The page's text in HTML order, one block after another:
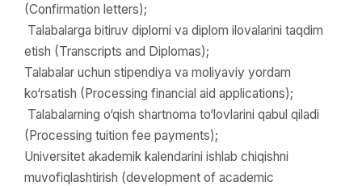
(Confirmation letters);
Talabalarga bitiruv diplomi va diplom ilovalarini taqdim
etish (Transcripts and Diplomas);
Talabalar uchun stipendiya va moliyaviy yordam
ko‘rsatish (Processing financial aid applications);
Talabalarning o‘qish shartnoma to‘lovlarini qabul qiladi
(Processing tuition fee payments);
Universitet akademik kalendarini ishlab chiqishni
muvofiqlashtirish (development of academic